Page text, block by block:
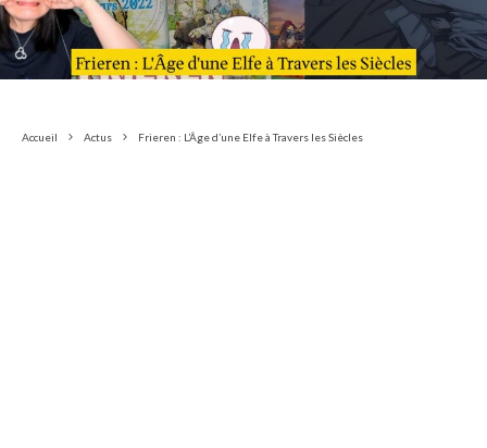
Accueil Actus Frieren : L’Âge d’une Elfe à Travers les Siècles